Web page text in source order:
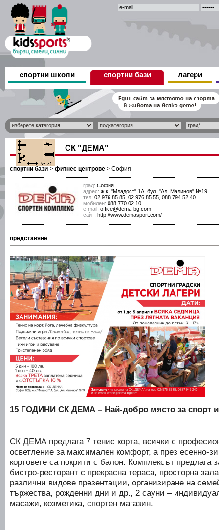
спортни школи спортни бази лагери
СК "ДЕМА"
спортни бази > фитнес центрове > София
град: София
адрес: ж.к. "Младост" 1А, бул. "Ал. Малинов" №19
тел: 02 976 85 85, 02 976 85 55, 088 794 52 40
мобилен: 088 770 02 10
е-mail: office@dema-bg.com
сайт: http://www.demasport.com/
представяне
15 ГОДИНИ СК ДЕМА – Най-добро място за спорт и
СК ДЕМА предлага 7 тенис корта, всички с
осветление за максимален комфорт, а през есенно-
кортовете са покрити с балон. Комплексът предлага
бистро-ресторант с прекрасна тераса, просторна
различни видове презентации, организиране на
тържества, рожденни дни и др., 2 сауни –
масажи, козметика, спортен магазин.